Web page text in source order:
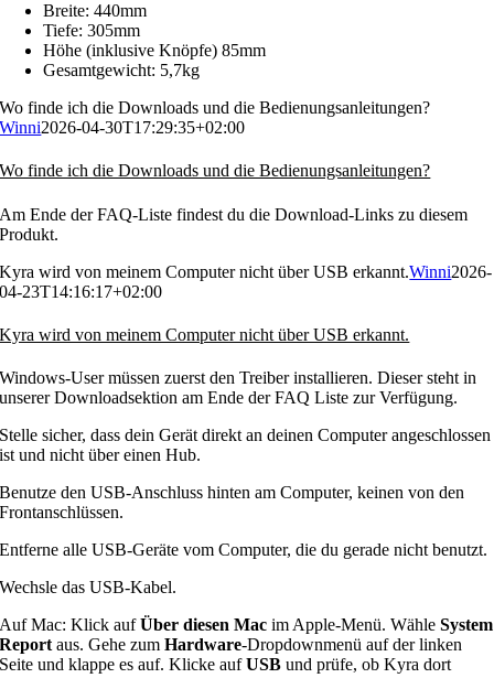
Breite: 440mm
Tiefe: 305mm
Höhe (inklusive Knöpfe) 85mm
Gesamtgewicht: 5,7kg
Wo finde ich die Downloads und die Bedienungsanleitungen?
Winni2026-04-30T17:29:35+02:00
Wo finde ich die Downloads und die Bedienungsanleitungen?
Am Ende der FAQ-Liste findest du die Download-Links zu diesem
Produkt.
Kyra wird von meinem Computer nicht über USB erkannt.Winni2026-
04-23T14:16:17+02:00
Kyra wird von meinem Computer nicht über USB erkannt.
Windows-User müssen zuerst den Treiber installieren. Dieser steht in
unserer Downloadsektion am Ende der FAQ Liste zur Verfügung.
Stelle sicher, dass dein Gerät direkt an deinen Computer angeschlossen
ist und nicht über einen Hub.
Benutze den USB-Anschluss hinten am Computer, keinen von den
Frontanschlüssen.
Entferne alle USB-Geräte vom Computer, die du gerade nicht benutzt.
Wechsle das USB-Kabel.
Auf Mac: Klick aufÜber diesen Mac im Apple-Menü. WähleSystem
Report aus. Gehe zumHardware-Dropdownmenü auf der linken
Seite und klappe es auf. Klicke aufUSB und prüfe, ob Kyra dort